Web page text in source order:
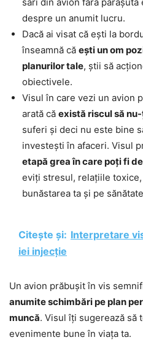
despre un anumit lucru.
Dacă ai visat că ești la
înseamnă că ești un om
planurilor tale, știi să
obiectivele.
Visul în care vezi un avion
arată că există riscul să
suferi și deci nu este bine
investești în afaceri. Visul
etapă grea în care poți fi
eviți stresul, relațiile
bunăstarea ta și pe
Citește și: Interpretare
iei injecție
Un avion prăbușit în vis
anumite schimbări pe plan
muncă. Visul îți sugerează să
evenimente bune în viața ta.